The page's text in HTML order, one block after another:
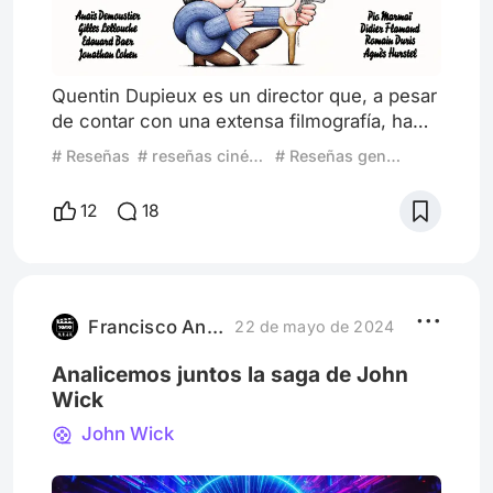
Quentin Dupieux es un director que, a pesar
de contar con una extensa filmografía, ha
pasado un poco desapercibido en los
últimos años. Su carrera comenzó en la
música electrónica bajo el nombre de Mr.
Oizo, y con el tiempo evolucionó hacia el
película sobre un artista tan egocént
# Reseñas # reseñas cinéfilas # Reseñas generales
12 18
Francisco Antequera 22 de mayo de 2024
Analicemos juntos la saga de John
Wick
John Wick